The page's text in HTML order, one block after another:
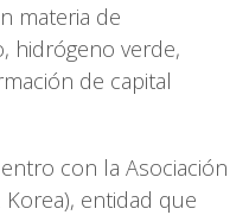
materia de
hidrógeno verde,
de capital
con la Asociación
entidad que